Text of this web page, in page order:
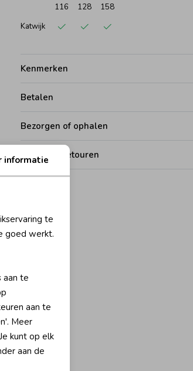
116 128
158
Katwijk
Kenmerken
Betalen
Bezorgen of ophalen
Ruilen en retouren
informatie
te
goed werkt.
aan te
aan te
Meer
kunt op elk
aan de